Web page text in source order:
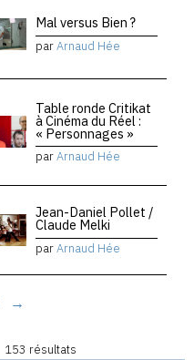
Mal versus Bien ?
parArnaud Hée
Table ronde Critikat
à Cinéma du Réel :
« Personnages »
parArnaud Hée
Jean-Daniel Pollet /
Claude Melki
parArnaud Hée
→
153 résultats